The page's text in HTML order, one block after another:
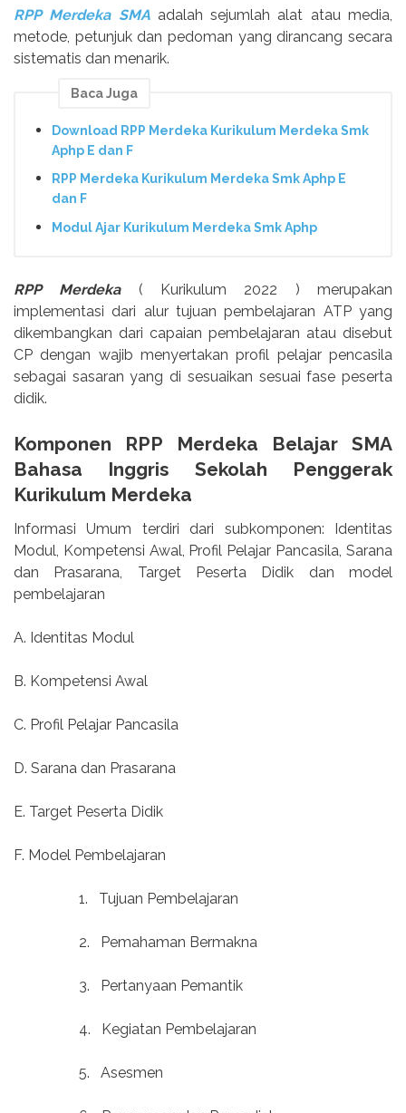
RPP Merdeka SMA adalah sejumlah alat atau media,
metode, petunjuk dan pedoman yang dirancang secara
sistematis dan menarik.
Baca Juga
Download RPP Merdeka Kurikulum Merdeka Smk
Aphp E dan F
RPP Merdeka Kurikulum Merdeka Smk Aphp E
dan F
Modul Ajar Kurikulum Merdeka Smk Aphp
RPP Merdeka( Kurikulum 2022 ) merupakan
implementasi dari alur tujuan pembelajaran ATP yang
dikembangkan dari capaian pembelajaran atau disebut
CP dengan wajib menyertakan profil pelajar pencasila
sebagai sasaran yang di sesuaikan sesuai fase peserta
didik.
Komponen RPP Merdeka Belajar SMA
Bahasa Inggris Sekolah Penggerak
Kurikulum Merdeka
Informasi Umum terdiri dari subkomponen: Identitas
Modul, Kompetensi Awal, Profil Pelajar Pancasila, Sarana
dan Prasarana, Target Peserta Didik dan model
pembelajaran
A. Identitas Modul
B. Kompetensi Awal
C. Profil Pelajar Pancasila
D. Sarana dan Prasarana
E. Target Peserta Didik
F. Model Pembelajaran
1. Tujuan Pembelajaran
2. Pemahaman Bermakna
3. Pertanyaan Pemantik
4. Kegiatan Pembelajaran
5. Asesmen